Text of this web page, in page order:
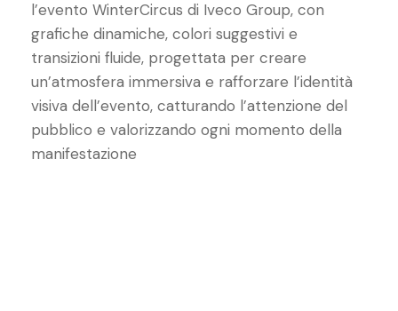
l’evento WinterCircus di Iveco Group, con
grafiche dinamiche, colori suggestivi e
transizioni fluide, progettata per creare
un’atmosfera immersiva e rafforzare l’identità
visiva dell’evento, catturando l’attenzione del
pubblico e valorizzando ogni momento della
manifestazione